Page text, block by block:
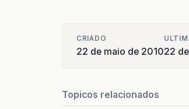
CRIADO
22 de maio de 201022
Topicos relacionados